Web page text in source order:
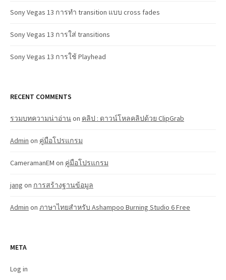
Sony Vegas 13 การทำ transition แบบ cross fades
Sony Vegas 13 การใส่ transitions
Sony Vegas 13 การใช้ Playhead
RECENT COMMENTS
รวมบทความน่าอ่านon คลิป : ดาวน์โหลคลิปด้วย ClipGrab
Admin on คู่มือโปรแกรม
CameramanEM on คู่มือโปรแกรม
jang on การสร้างฐานข้อมูล
Admin on ภาษาไทยสำหรับ Ashampoo Burning Studio 6 Free
META
Log in